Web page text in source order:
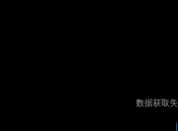
数据获取